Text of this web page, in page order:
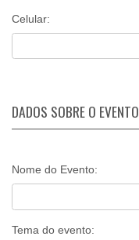
Celular:
DADOS SOBRE O EVENTO
Nome do Evento:
Tema do evento: